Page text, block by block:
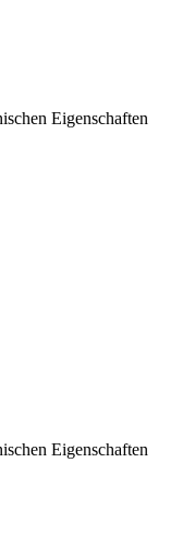
Eigenschaften
Eigenschaften